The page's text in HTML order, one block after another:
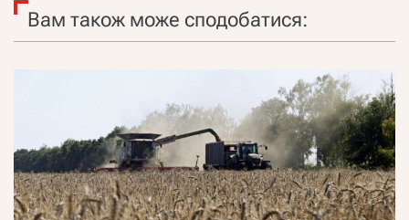
Вам також може сподобатися: